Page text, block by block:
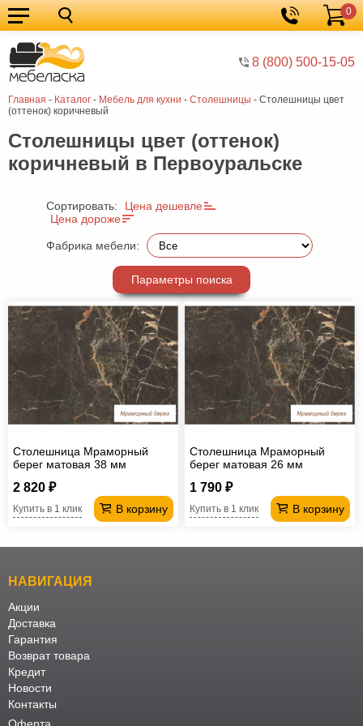
8 (800) 500-15-05
Корзина
0
Главная - Каталог - Мебель для кухни - Cтолешницы - Cтолешницы цвет
(оттенок) коричневый
Кухонные
гарнитуры
Мебель
для
кухни
Мебель
для
спальни
Кровати
Шкафы
Диваны
мебель
Мебель
гостиную
для
прихожей
Столы
Комоды
Офисная
мебель
Столы
под
компьютер
Мебель
для
ванной
Мебель
трансформер
Матрасы
Кресла-
оборудование
Cтолешницы цвет (оттенок)
коричневый в Первоуральске
Сортировать:
Цена дешевле
Цена дороже
Фабрика мебели:
Параметры поиска
Столешница Мраморный
берег матовая 38 мм
2 820 ₽
В корзину
Купить в 1 клик
Столешница Мраморный
берег матовая 26 мм
1 790 ₽
В корзину
Купить в 1 клик
НАВИГАЦИЯ
Акции
Доставка
Гарантия
Возврат товара
Кредит
Новости
Контакты
Оферта